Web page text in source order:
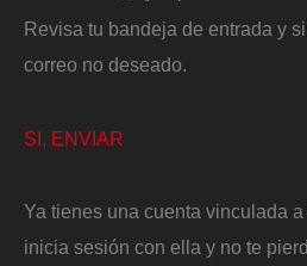
Revisa tu bandeja de entrada y
correo no deseado.
SI, ENVIAR
Ya tienes una cuenta vinculada
inicia sesión con ella y no te